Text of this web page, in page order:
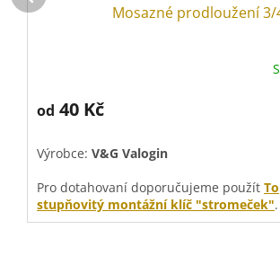
Mosazné prodloužení 3/
od 40 Kč
Výrobce: V&G Valogin
Pro dotahovaní doporučujeme použít
stupňovitý montážní klíč "stromeček".